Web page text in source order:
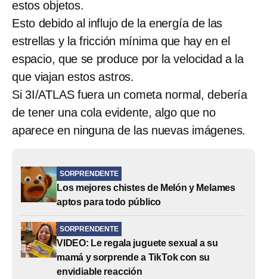
estos objetos.
Esto debido al influjo de la energía de las
estrellas y la fricción mínima que hay en el
espacio, que se produce por la velocidad a la
que viajan estos astros.
Si 3I/ATLAS fuera un cometa normal, debería
de tener una cola evidente, algo que no
aparece en ninguna de las nuevas imágenes.
SORPRENDENTE
Los mejores chistes de Melón y Melames
aptos para todo público
SORPRENDENTE
VIDEO: Le regala juguete sexual a su
mamá y sorprende a TikTok con su
envidiable reacción